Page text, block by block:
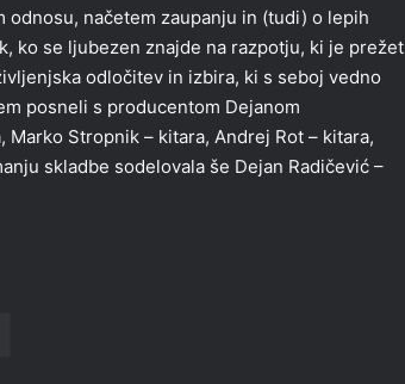
načetem zaupanju in (tudi) o lepih
ko se ljubezen znajde na razpotju, ki je prežet
odločitev in izbira, ki s seboj vedno
posneli s producentom Dejanom
Marko Stropnik – kitara, Andrej Rot – kitara,
skladbe sodelovala še Dejan Radičević –